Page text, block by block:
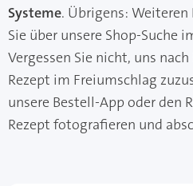
Systeme. Übrigens:
Sie über unsere Shop-Suche
Vergessen Sie nicht, uns
Rezept im Freiumschlag
unsere Bestell-App oder den
Rezept fotografieren und